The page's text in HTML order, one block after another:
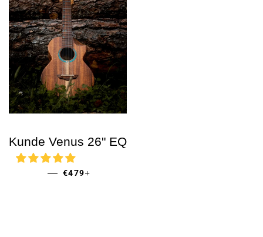
Kunde Venus 26" EQ
— PRECIO HABITUAL
€479